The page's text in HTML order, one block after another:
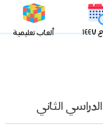
ألعاب تعليمية
الثاني